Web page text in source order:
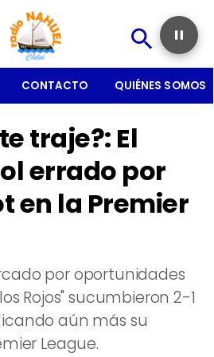
CONTACTO QUIÉNES SOMOS
traje?: El
errado por
en la Premier
por oportunidades
Rojos" sucumbieron 2-1
aún más su
League.